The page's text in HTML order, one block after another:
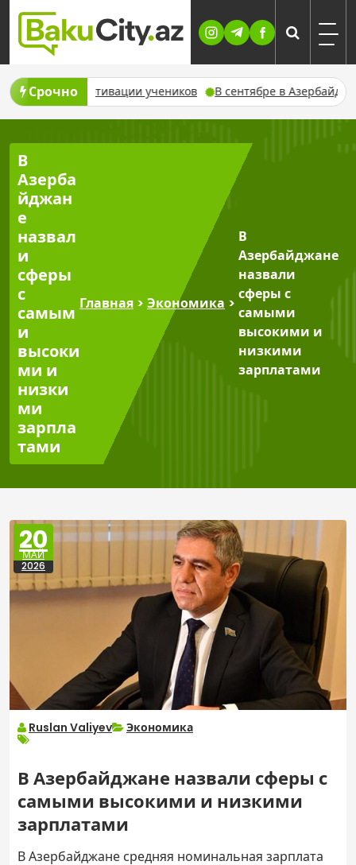
Skip
content
Срочно
в мотивации учеников В сентябре в Азербайджане не
В
Азерба
йджан
е
назвал
и
сферы
с
самым
и
высоки
ми и
низки
ми
зарпла
тами
Главная > Экономика >
В
Азербайджане
назвали
сферы с
самыми
высокими и
низкими
зарплатами
20
МАЙ
2026
Ruslan Valiyev Экономика
В Азербайджане назвали сферы с
самыми высокими и низкими
зарплатами
В Азербайджане средняя номинальная зарплата